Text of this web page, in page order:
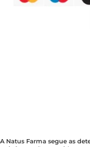
A Natus Farma segue as